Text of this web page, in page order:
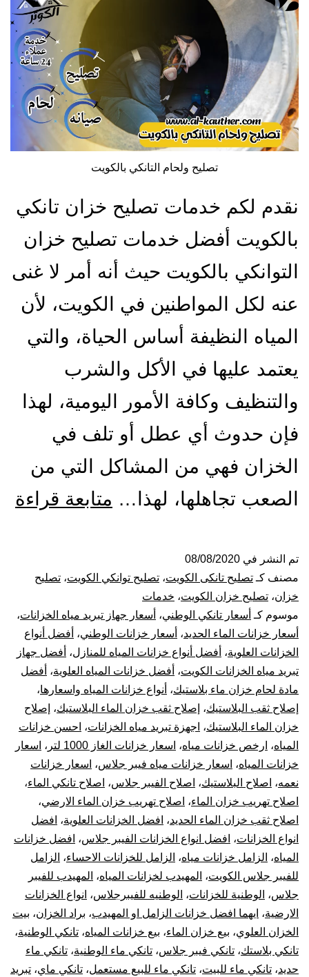
تصليح ولحام التانكي بالكويت
نقدم لكم خدمات تصليح خزان تانكي
بالكويت أفضل خدمات تصليح خزان
التوانكي بالكويت حيث أنه أمر لا غنى
عنه لكل المواطنين في الكويت، لأن
المياه النظيفة أساس الحياة، والتي
يعتمد عليها في الأكل والشرب
والتنظيف وكافة الأمور اليومية، لهذا
فإن حدوث أي عطل أو تلف في
الخزان فهي من المشاكل التي من
الصعب تجاهلها، لهذا… متابعة قراءة
تم النشر في 08/08/2020
مصنف كـ تصليح تانكى الكويت، تصليح توانكي الكويت، تصليح
خزان، تصليح خزان الكويت، خدمات
موسوم كـ أسعار تانكي الوطني، أسعار جهاز تبريد مياه الخزانات،
أسعار خزانات الماء الحديد، أسعار خزانات الوطني، أفضل أنواع
الخزانات العلوية، أفضل أنواع خزانات المياه للمنازل، أفضل جهاز
تبريد مياه الخزانات الكويت، أفضل خزانات المياه العلوية، أفضل
مادة لحام خزان ماء بلاستيك، أنواع خزانات المياه واسعارها،
إصلاح ثقب البلاستيك، إصلاح ثقب خزان الماء البلاستيك، إصلاح
خزان الماء البلاستيك، اجهزة تبريد مياه الخزانات، احسن خزانات
المياه، ارخص خزانات مياه، اسعار خزانات الغاز 1000 لتر ، اسعار
خزانات المياه، اسعار خزانات مياه فيبر جلاس، اسعار خزانات
نعمه، اصلاح البلاستيك، اصلاح الفيبر جلاس، اصلاح تانكي الماء،
اصلاح تهريب خزان الماء، اصلاح تهريب خزان الماء الارضي،
اصلاح ثقب خزان الماء الحديد، افضل الخزانات العلوية، افضل
انواع الخزانات، افضل انواع الخزانات الفيبر جلاس، افضل خزانات
المياه، الزامل خزانات مياه، الزامل للخزانات الاحساء، الزامل
للفيبر جلاس الكويت، المهيدب لخزانات المياه، المهيدب للفيبر
جلاس، الوطنية للخزانات، الوطنيه للفيبرجلاس، انواع الخزانات
الارضية، ايهما افضل خزانات الزامل او المهيدب، براد الخزان، بيت
الخزان العلوي، بيع خزان الماء، بيع خزانات المياه، تانكي الوطنية،
تانكي بلاستك، تانكي فيبر جلاس، تانكي ماء الوطنية، تانكي ماء
حديد، تانكي ماء للبيت، تانكي ماء للبيع مستعمل، تانكي ماي، تبريد